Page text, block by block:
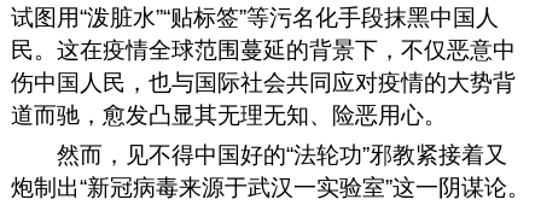
试图用“泼脏水”“贴标签”等污名化手段抹黑中国人
民。这在疫情全球范围蔓延的背景下，不仅恶意中
伤中国人民，也与国际社会共同应对疫情的大势背
道而驰，愈发凸显其无理无知、险恶用心。
然而，见不得中国好的“法轮功”邪教紧接着又
炮制出“新冠病毒来源于武汉一实验室”这一阴谋论。